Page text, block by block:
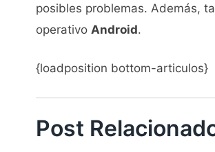
posibles problemas. Además,
operativo Android.
{loadposition bottom-articulos}
Post